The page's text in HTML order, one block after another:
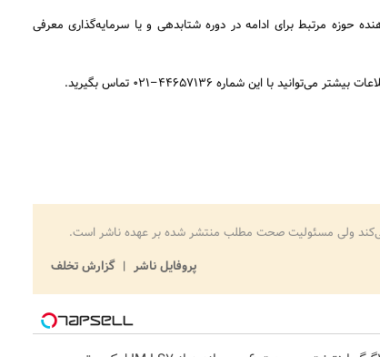
حوزه مرتبط برای ادامه در دوره شتابدهی و یا سرمایه‌گذاری معرفی
می‌کند ولی مسئولیت صحت مطلب منتشر شده بر عهده ناشر است.
پروفایل ناشر
گزارش تخلف